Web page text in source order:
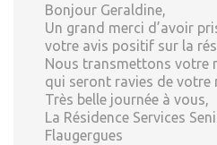
Bonjour Geraldine,
Un grand merci d’avoir
votre avis positif sur la
Nous transmettons votre
qui seront ravies de votre
Très belle journée à vous,
La Résidence Services
Flaugergues